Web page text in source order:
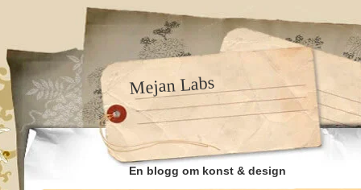
Mejan Labs
En blogg om konst & design